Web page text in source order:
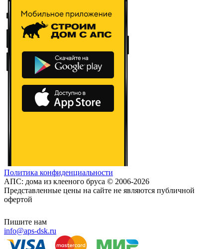
Политика конфиденциальности
АПС: дома из клееного бруса © 2006-2026
Представленные цены на сайте не являются публичной
офертой
Пишите нам
info@aps-dsk.ru